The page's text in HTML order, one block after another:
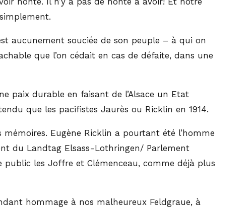
aucunement souciée de son peuple – à qui on
que l’on cédait en cas de défaite, dans une
paix durable en faisant de l’Alsace un Etat
que les pacifistes Jaurès ou Ricklin en 1914.
Eugène Ricklin a pourtant été l’homme
du Landtag Elsass-Lothringen/ Parlement
public les Joffre et Clémenceau, comme déjà plus
hommage à nos malheureux Feldgraue, à